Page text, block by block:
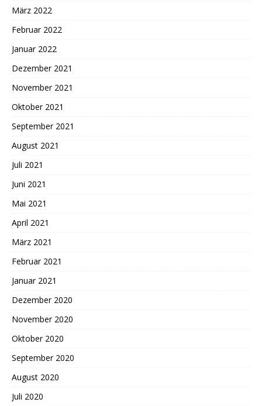
März 2022
Februar 2022
Januar 2022
Dezember 2021
November 2021
Oktober 2021
September 2021
August 2021
Juli 2021
Juni 2021
Mai 2021
April 2021
März 2021
Februar 2021
Januar 2021
Dezember 2020
November 2020
Oktober 2020
September 2020
August 2020
Juli 2020